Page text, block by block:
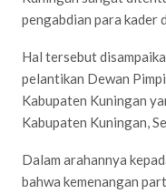
pengabdian para kader
Hal tersebut
pelantikan Dewan
Kabupaten Kuningan
Kabupaten Kuningan,
Dalam arahannya
bahwa kemenangan